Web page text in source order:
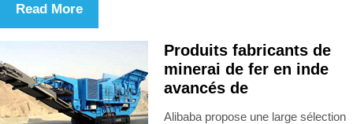
Read More
Produits fabricants de
minerai de fer en inde
avancés de
Alibaba propose une large sélection